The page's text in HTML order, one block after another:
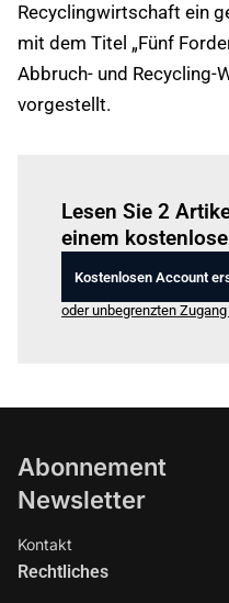
Recyclingwirtschaft ein
mit dem Titel „Fünf
Abbruch- und Recycling-
vorgestellt.
Lesen Sie 2
einem
Kostenlosen Account
oder unbegrenzten
Abonnement
Newsletter
Kontakt
Rechtliches